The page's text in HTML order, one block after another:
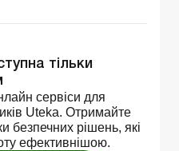
тільки
сервіси для
Uteka. Отримайте
безпечних рішень, які
ефективнішою.